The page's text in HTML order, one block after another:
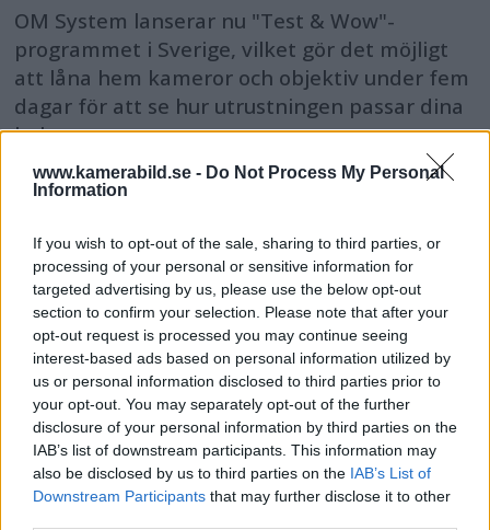
www.kamerabild.se - Do Not Process My Personal
Information
If you wish to opt-out of the sale, sharing to third parties, or
processing of your personal or sensitive information for
targeted advertising by us, please use the below opt-out
section to confirm your selection. Please note that after your
opt-out request is processed you may continue seeing
interest-based ads based on personal information utilized by
us or personal information disclosed to third parties prior to
your opt-out. You may separately opt-out of the further
disclosure of your personal information by third parties on the
IAB’s list of downstream participants. This information may
also be disclosed by us to third parties on the IAB’s List of
Downstream Participants that may further disclose it to other
OM System lanserar nu "Test & Wow"-
programmet i Sverige, vilket gör det möjligt
att låna hem kameror och objektiv under fem
dagar för att se hur utrustningen passar dina
behov.
MEST LÄST JUST NU
DJI Osmo Pocket 4P
släppt – får 10-bitars D-
Log 2 & 3x optisk zoom
Sony lägger bud på
Tamron – kan vara värt
12 miljarder kronor